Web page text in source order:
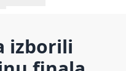
izborili